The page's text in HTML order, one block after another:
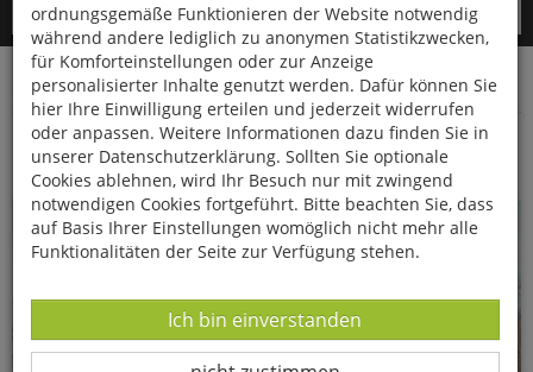
Startseite Bücher Verschiedene Sachgebiete
Die Deutsche Eisenbahn
ordnungsgemäße Funktionieren der Website notwendig
während andere lediglich zu anonymen Statistikzwecken,
für Komforteinstellungen oder zur Anzeige
personalisierter Inhalte genutzt werden. Dafür können Sie
hier Ihre Einwilligung erteilen und jederzeit widerrufen
oder anpassen. Weitere Informationen dazu finden Sie in
unserer Datenschutzerklärung. Sollten Sie optionale
Cookies ablehnen, wird Ihr Besuch nur mit zwingend
notwendigen Cookies fortgeführt. Bitte beachten Sie, dass
auf Basis Ihrer Einstellungen womöglich nicht mehr alle
Funktionalitäten der Seite zur Verfügung stehen.
Datenverarbeitung -
Ich bin einverstanden